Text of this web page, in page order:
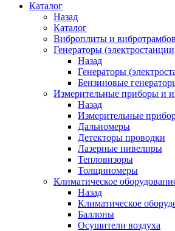
Каталог
Назад
Каталог
Виброплиты и
Генераторы
Назад
Генераторы
Бензиновые
Измерительные приборы и
Назад
Измерительные
Дальномеры
Детекторы проводки
Лазерные нивелиры
Тепловизоры
Толщиномеры
Климатическое
Назад
Климатическое
Баллоны
Осушители воздуха